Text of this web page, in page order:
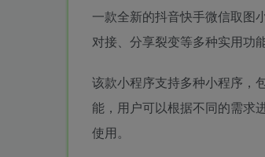
一款全新的抖音快手微信取图
对接、分享裂变等多种实用功能
该款小程序支持多种小程序，
能，用户可以根据不同的需求
使用。